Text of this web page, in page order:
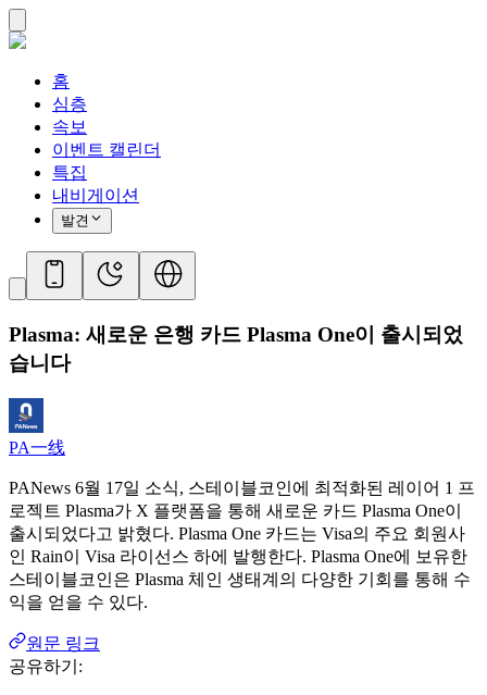
홈
심층
속보
이벤트 캘린더
특집
내비게이션
발견
Plasma: 새로운 은행 카드 Plasma One이 출시되었
습니다
PA一线
PANews 6월 17일 소식, 스테이블코인에 최적화된 레이어 1 프
로젝트 Plasma가 X 플랫폼을 통해 새로운 카드 Plasma One이
출시되었다고 밝혔다. Plasma One 카드는 Visa의 주요 회원사
인 Rain이 Visa 라이선스 하에 발행한다. Plasma One에 보유한
스테이블코인은 Plasma 체인 생태계의 다양한 기회를 통해 수
익을 얻을 수 있다.
원문 링크
공유하기: